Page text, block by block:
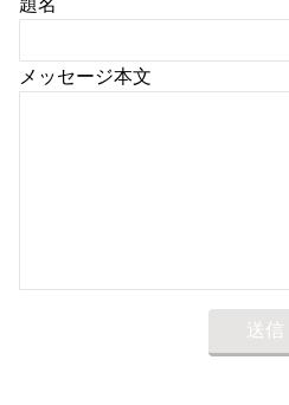
メッセージ本文